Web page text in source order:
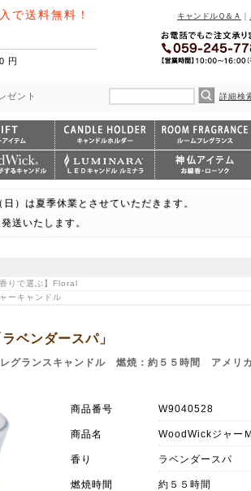
で送料無料！ キャンドルＱ＆Ａ ｜
円
ゼント 詳細検
）は夏季休業とさせていただきます。
送いたします。
りで選ぶ】Floral
ーキャンドル
ベンダースパ」
レグランスキャンドル 燃焼：約５５時間 アメリ
商品番号 W9040528
商品名 WoodWickジャー
香り ラベンダースパ
燃焼時間 約５５時間